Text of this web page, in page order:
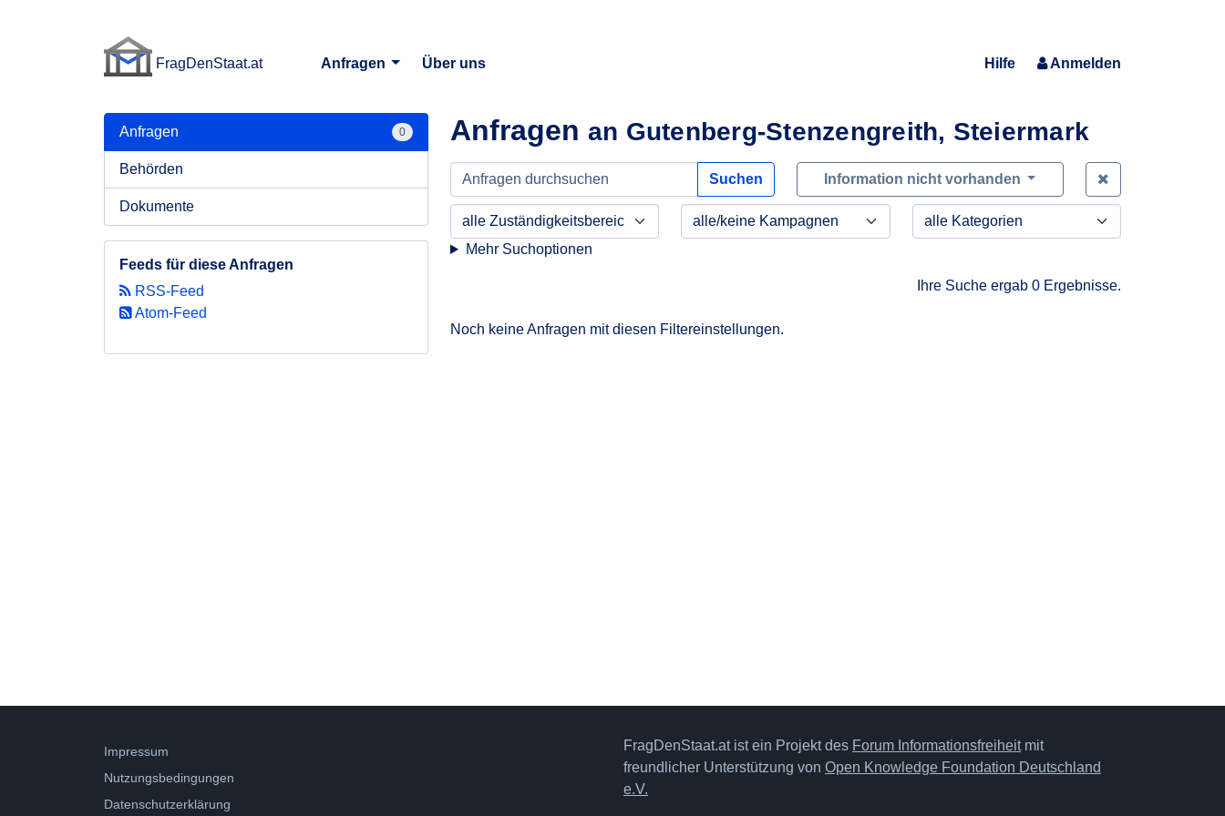
FragDenStaat.at
Anfragen
Über uns Hilfe Anmelden
Anfragen an Gutenberg-Stenzengreith, Steiermark
Suchen Information nicht vorhanden
Mehr Suchoptionen
Ihre Suche ergab 0 Ergebnisse.
Noch keine Anfragen mit diesen Filtereinstellungen.
Anfragen 0
Behörden
Dokumente
Feeds für diese Anfragen
RSS-Feed
Atom-Feed
Impressum
Nutzungsbedingungen
Datenschutzerklärung
FragDenStaat.at ist ein Projekt des Forum Informationsfreiheitmit
freundlicher Unterstützung von Open Knowledge Foundation Deutschland
e.V.